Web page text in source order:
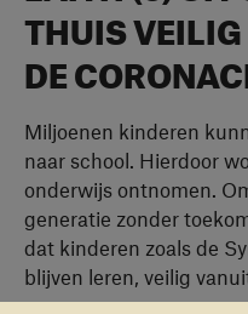
THUIS
DE
Miljoenen kinderen
naar school. Hierdoor
onderwijs ontnomen.
generatie zonder
dat kinderen zoals de
blijven leren, veilig